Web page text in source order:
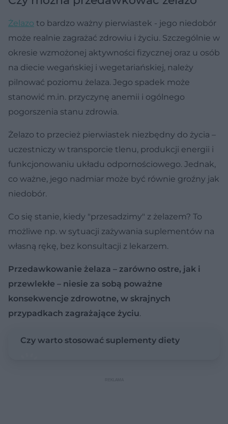
Żelazo to bardzo ważny pierwiastek - jego niedobór
może realnie zagrażać zdrowiu i życiu. Szczególnie w
okresie wzmożonej aktywności fizycznej oraz u osób
na diecie wegańskiej i wegetariańskiej, należy
pilnować poziomu żelaza. Jego spadek może
stanowić m.in. przyczynę anemii i ogólnego
pogorszenia stanu zdrowia.
Żelazo to przecież pierwiastek niezbędny do życia –
uczestniczy w transporcie tlenu, produkcji energii i
funkcjonowaniu układu odpornościowego. Jednak,
co ważne, jego nadmiar może być równie groźny jak
niedobór.
Co się stanie, kiedy "przesadzimy" z żelazem? To
możliwe np. w sytuacji zażywania suplementów na
własną rękę, bez konsultacji z lekarzem.
Przedawkowanie żelaza – zarówno ostre, jak i
przewlekłe – niesie za sobą poważne
konsekwencje zdrowotne, w skrajnych
przypadkach zagrażające życiu.
Czy warto stosować suplementy diety